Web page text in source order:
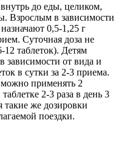
до еды, целиком,
Взрослым в зависимости
0,5-1,25 г
Суточная доза не
таблеток). Детям
зависимости от вида и
в сутки за 2-3 приема.
применять 2
2-3 раза в день 3
такие же дозировки
поездки.